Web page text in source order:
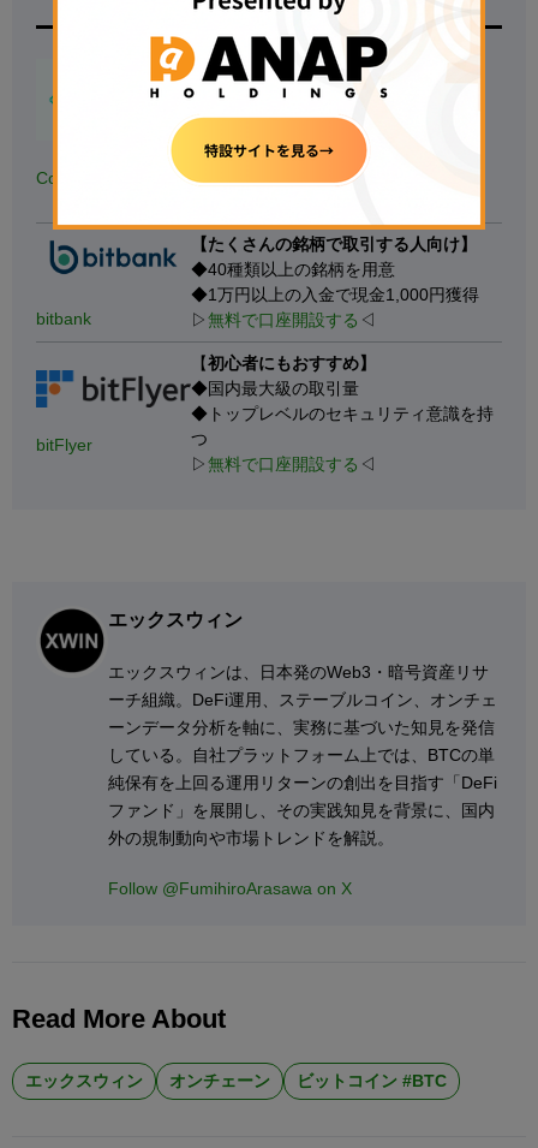
特徴
Coincheck
【
500円の少額投資から試せる！】
◆ 国内の暗号資産アプリダウンロード
数.No1
※対象：国内の暗号資産取引アプリ、データ協力：
AppTweak
◆
、手数料も安い
bitbank
【たくさんの銘柄で取引する人向け】
◆40種類以上の銘柄を用意
◆1万円以上の入金で現金1,000円獲得
▷無料で口座開設する ◁
bitFlyer
【初心者にもおすすめ】
◆国内最大級の取引量
◆トップレベルのセキュリティ意識を持
つ
▷無料で口座開設する ◁
エックスウィン
エックスウィンは、日本発のWeb3・暗号資産リサ
ーチ組織。DeFi運用、ステーブルコイン、オンチェ
ーンデータ分析を軸に、実務に基づいた知見を発信
している。自社プラットフォーム上では、BTCの単
純保有を上回る運用リターンの創出を目指す「DeFi
ファンド」を展開し、その実践知見を背景に、国内
外の規制動向や市場トレンドを解説。
Follow @FumihiroArasawa on X
Read More About
エックスウィン オンチェーン ビットコイン #BTC